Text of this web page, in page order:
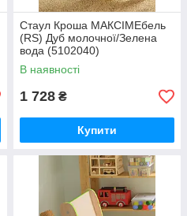
Стаул Кроша MАКСІМЕбель
(RS) Дуб молочної/Зелена
вода (5102040)
В наявності
1 728 ₴
Купити